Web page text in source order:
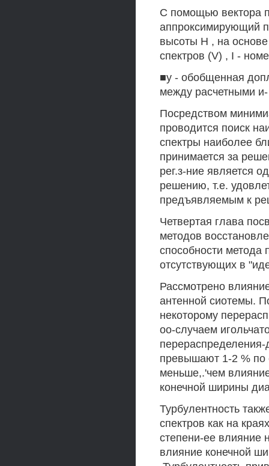
С помощью вектора
аппроксимирующий
высоты Н , на
спектров (V) , I -
■у - обобщенная
между расчетными
Посредством
проводится поиск
спектры наиболее
принимается за
рег.з-ние является
решению, т.е.
предъявляемым к
Четвертая глава
методов
способности
отсутствующих в
Рассмотрено
антенной сиотемы.
некоторому
оо-случаем
превышают 1-2 % по
меньше,.'чем
конечной ширины
Турбулентность
спектров как на
степени-ее влияние
влияние конечной